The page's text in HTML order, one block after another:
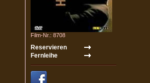
Film-Nr.: 8708